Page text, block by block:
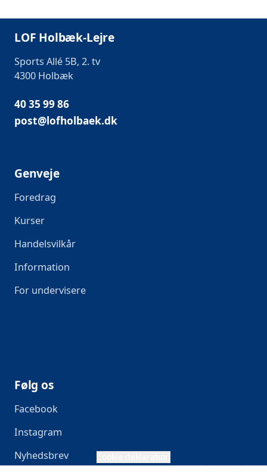
LOF Holbæk-Lejre
Sports Allé 5B, 2. tv
4300 Holbæk
40 35 99 86
post@lofholbaek.dk
Genveje
Foredrag
Kurser
Handelsvilkår
Information
For undervisere
Følg os
Facebook
Instagram
Nyhedsbrev